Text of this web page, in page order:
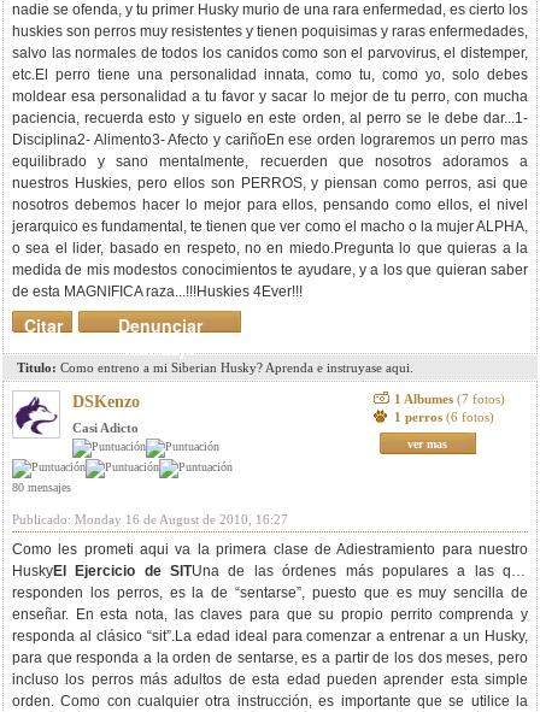
nadie se ofenda, y tu primer Husky murio de una rara enfermedad, es cierto los
huskies son perros muy resistentes y tienen poquisimas y raras enfermedades,
salvo las normales de todos los canidos como son el parvovirus, el distemper,
etc.El perro tiene una personalidad innata, como tu, como yo, solo debes
moldear esa personalidad a tu favor y sacar lo mejor de tu perro, con mucha
paciencia, recuerda esto y siguelo en este orden, al perro se le debe dar...1-
Disciplina2- Alimento3- Afecto y cariñoEn ese orden lograremos un perro mas
equilibrado y sano mentalmente, recuerden que nosotros adoramos a
nuestros Huskies, pero ellos son PERROS, y piensan como perros, asi que
nosotros debemos hacer lo mejor para ellos, pensando como ellos, el nivel
jerarquico es fundamental, te tienen que ver como el macho o la mujer ALPHA,
o sea el lider, basado en respeto, no en miedo.Pregunta lo que quieras a la
medida de mis modestos conocimientos te ayudare, y a los que quieran saber
de esta MAGNIFICA raza...!!!Huskies 4Ever!!!
Denunciar
mensaje
Citar
Titulo: Como entreno a mi Siberian Husky? Aprenda e instruyase aqui.
DSKenzo
Casi Adicto
80 mensajes
1 Albumes (7 fotos)
1 perros (6 fotos)
ver mas
Publicado: Monday 16 de August de 2010, 16:27
Como les prometi aqui va la primera clase de Adiestramiento para nuestro
HuskyEl Ejercicio de SITUna de las órdenes más populares a las que
responden los perros, es la de “sentarse”, puesto que es muy sencilla de
enseñar. En esta nota, las claves para que su propio perrito comprenda y
responda al clásico “sit”.La edad ideal para comenzar a entrenar a un Husky,
para que responda a la orden de sentarse, es a partir de los dos meses, pero
incluso los perros más adultos de esta edad pueden aprender esta simple
orden. Como con cualquier otra instrucción, es importante que se utilice la